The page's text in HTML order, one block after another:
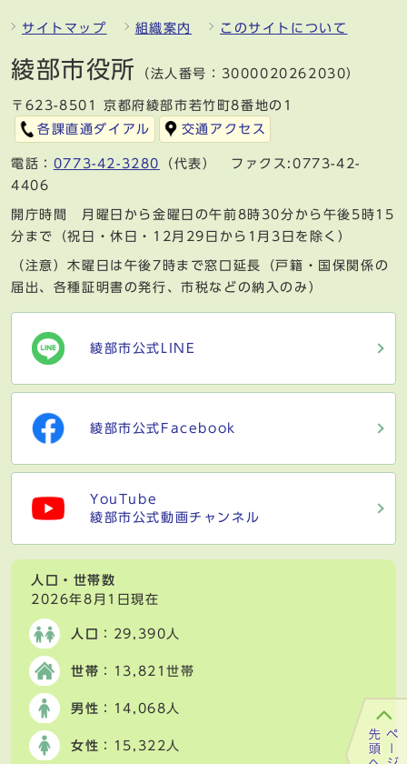
サイトマップ 組織案内 このサイトについて
綾部市役所 （法人番号：3000020262030）
〒623-8501 京都府綾部市若竹町8番地の1
各課直通ダイアル
交通アクセス
電話： 0773-42-3280
（代表） ファクス:0773-42-
4406
開庁時間 月曜日から金曜日の午前8時30分から午後5時15
分まで（祝日・休日・12月29日から1月3日を除く）
（注意）木曜日は午後7時まで窓口延長（戸籍・国保関係の
届出、各種証明書の発行、市税などの納入のみ）
綾部市公式LINE
綾部市公式Facebook
YouTube
綾部市公式動画チャンネル
人口・世帯数
2026年8月1日現在
人口 ：29,390人
世帯 ：13,821世帯
男性 ：14,068人
女性 ：15,322人